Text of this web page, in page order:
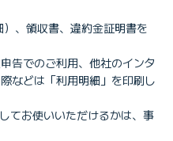
、領収書、違約金証明書を
告でのご利用、他社のインタ
などは「利用明細」を印刷し
てお使いいただけるかは、事